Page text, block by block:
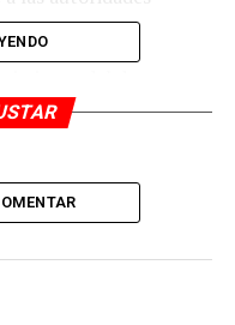
realizó la
trasladar el cuerpo al
delictiva “Los